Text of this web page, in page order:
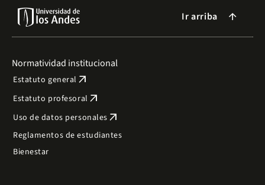
Ir arriba arrow_forward
Normatividad institucional
Estatuto general arrow_outward
Estatuto profesoral arrow_outward
Uso de datos personales arrow_outward
Reglamentos de estudiantes
Bienestar